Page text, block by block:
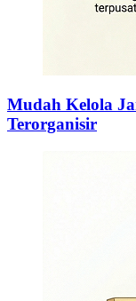
Mudah Kelola
Terorganisir